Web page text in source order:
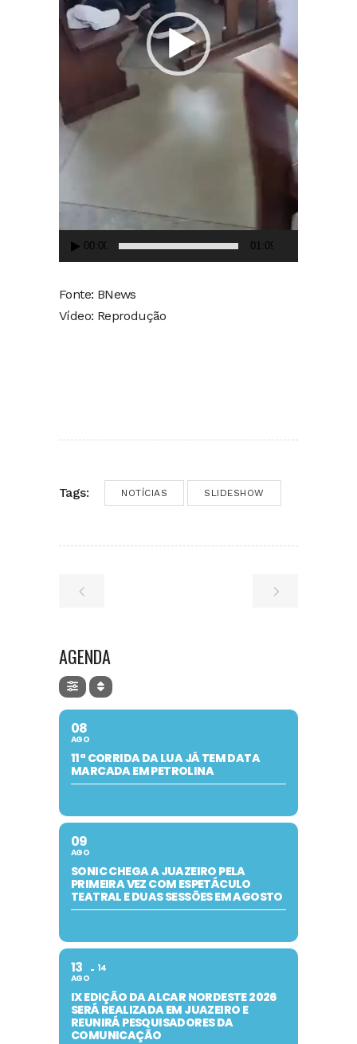
00:00 01:09
Fonte: BNews
Vídeo: Reprodução
Tags: NOTÍCIAS SLIDESHOW
AGENDA
08
AGO
11ª CORRIDA DA LUA JÁ TEM DATA
MARCADA EM PETROLINA
09
AGO
SONIC CHEGA A JUAZEIRO PELA
PRIMEIRA VEZ COM ESPETÁCULO
TEATRAL E DUAS SESSÕES EM AGOSTO
13
AGO
14
IX EDIÇÃO DA ALCAR NORDESTE 2026
SERÁ REALIZADA EM JUAZEIRO E
REUNIRÁ PESQUISADORES DA
COMUNICAÇÃO